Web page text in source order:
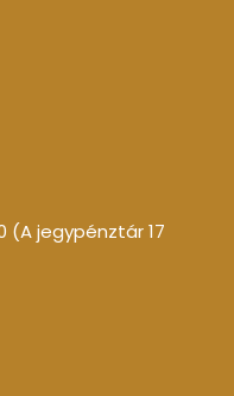
(A jegypénztár 17